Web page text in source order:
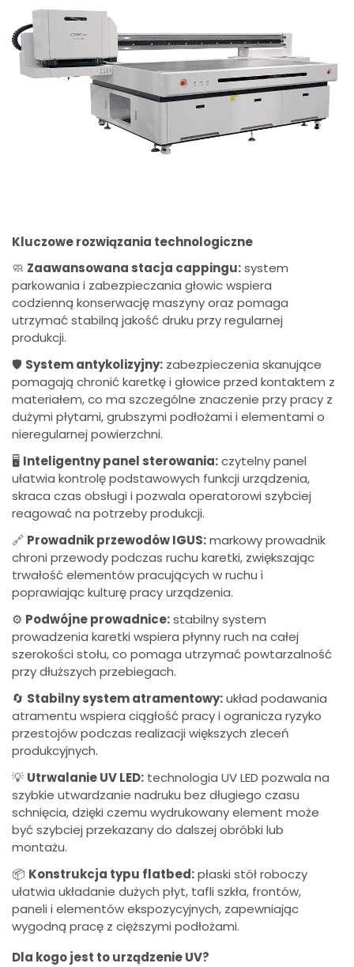
Kluczowe rozwiązania technologiczne
🧼 Zaawansowana stacja cappingu:system
parkowania i zabezpieczania głowic wspiera
codzienną konserwację maszyny oraz pomaga
utrzymać stabilną jakość druku przy regularnej
produkcji.
🛡️ System antykolizyjny: zabezpieczenia skanujące
pomagają chronić karetkę i głowice przed kontaktem z
materiałem, co ma szczególne znaczenie przy pracy z
dużymi płytami, grubszymi podłożami i elementami o
nieregularnej powierzchni.
🖥️ Inteligentny panel sterowania:czytelny panel
ułatwia kontrolę podstawowych funkcji urządzenia,
skraca czas obsługi i pozwala operatorowi szybciej
reagować na potrzeby produkcji.
🔗 Prowadnik przewodów IGUS:markowy prowadnik
chroni przewody podczas ruchu karetki, zwiększając
trwałość elementów pracujących w ruchu i
poprawiając kulturę pracy urządzenia.
⚙️ Podwójne prowadnice:stabilny system
prowadzenia karetki wspiera płynny ruch na całej
szerokości stołu, co pomaga utrzymać powtarzalność
przy dłuższych przebiegach.
🔄 Stabilny system atramentowy:układ podawania
atramentu wspiera ciągłość pracy i ogranicza ryzyko
przestojów podczas realizacji większych zleceń
produkcyjnych.
💡 Utrwalanie UV LED: technologia UV LED pozwala na
szybkie utwardzanie nadruku bez długiego czasu
schnięcia, dzięki czemu wydrukowany element może
być szybciej przekazany do dalszej obróbki lub
montażu.
📦 Konstrukcja typu flatbed:płaski stół roboczy
ułatwia układanie dużych płyt, tafli szkła, frontów,
paneli i elementów ekspozycyjnych, zapewniając
wygodną pracę z cięższymi podłożami.
Dla kogo jest to urządzenie UV?